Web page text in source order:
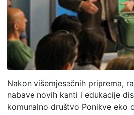
Nakon višemjesečnih priprema,
nabave novih kanti i edukacije
komunalno društvo Ponikve eko